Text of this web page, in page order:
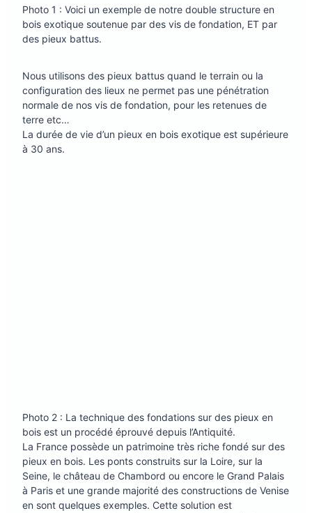
Photo 1 : Voici un exemple de notre double structure en
bois exotique soutenue par des vis de fondation, ET par
des pieux battus.
Nous utilisons des pieux battus quand le terrain ou la
configuration des lieux ne permet pas une pénétration
normale de nos vis de fondation, pour les retenues de
terre etc…
La durée de vie d’un pieux en bois exotique est supérieure
à 30 ans.
Photo 2 : La technique des fondations sur des pieux en
bois est un procédé éprouvé depuis l’Antiquité.
La France possède un patrimoine très riche fondé sur des
pieux en bois. Les ponts construits sur la Loire, sur la
Seine, le château de Chambord ou encore le Grand Palais
à Paris et une grande majorité des constructions de Venise
en sont quelques exemples. Cette solution est